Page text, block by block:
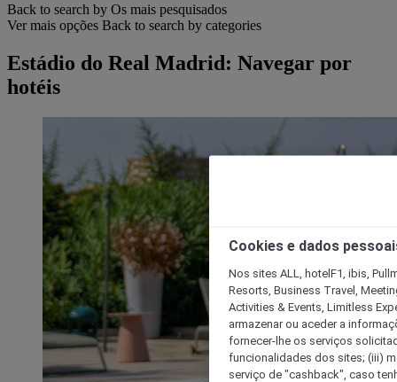
Back to search by Os mais pesquisados
Ver mais opções Back to search by categories
Estádio do Real Madrid: Navegar por
hotéis
Cookies e dados
Nos sites ALL, hotelF1, ibis,
Resorts, Business Travel,
Activities & Events, Limitless
armazenar ou aceder a
fornecer-lhe os serviços
funcionalidades dos sites; (iii)
serviço de "cashback", caso